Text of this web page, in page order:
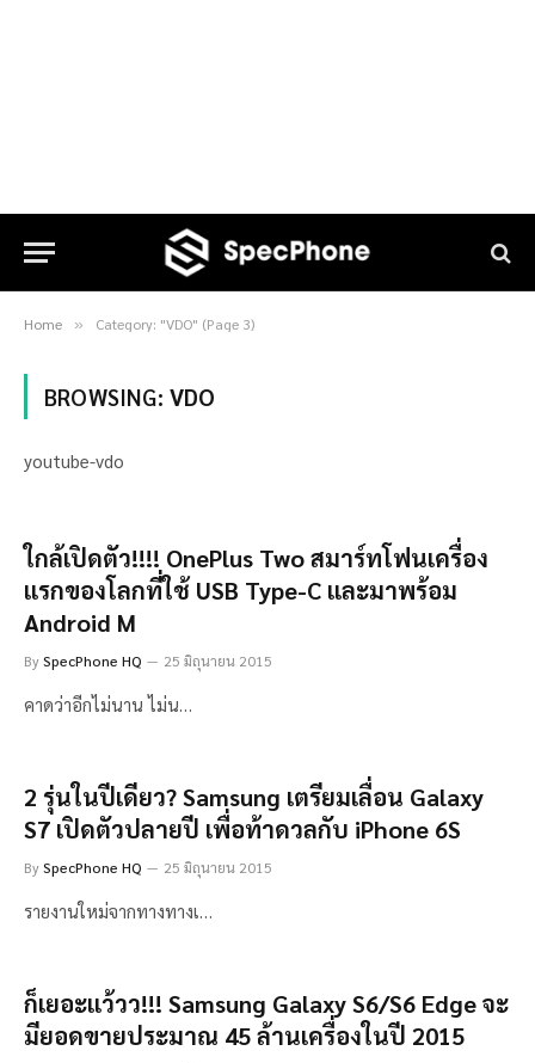
Home » Category: "VDO" (Page 3)
BROWSING: VDO
youtube-vdo
ใกล้เปิดตัว!!!! OnePlus Two สมาร์ทโฟนเครื่อง
แรกของโลกที่ใช้ USB Type-C และมาพร้อม
Android M
BySpecPhone HQ 25 มิถุนายน 2015
คาดว่าอีกไม่นาน ไม่น…
2 รุ่นในปีเดียว? Samsung เตรียมเลื่อน Galaxy
S7 เปิดตัวปลายปี เพื่อท้าดวลกับ iPhone 6S
BySpecPhone HQ 25 มิถุนายน 2015
รายงานใหม่จากทางทางเ…
ก็เยอะแว้วว!!! Samsung Galaxy S6/S6 Edge จะ
มียอดขายประมาณ 45 ล้านเครื่องในปี 2015